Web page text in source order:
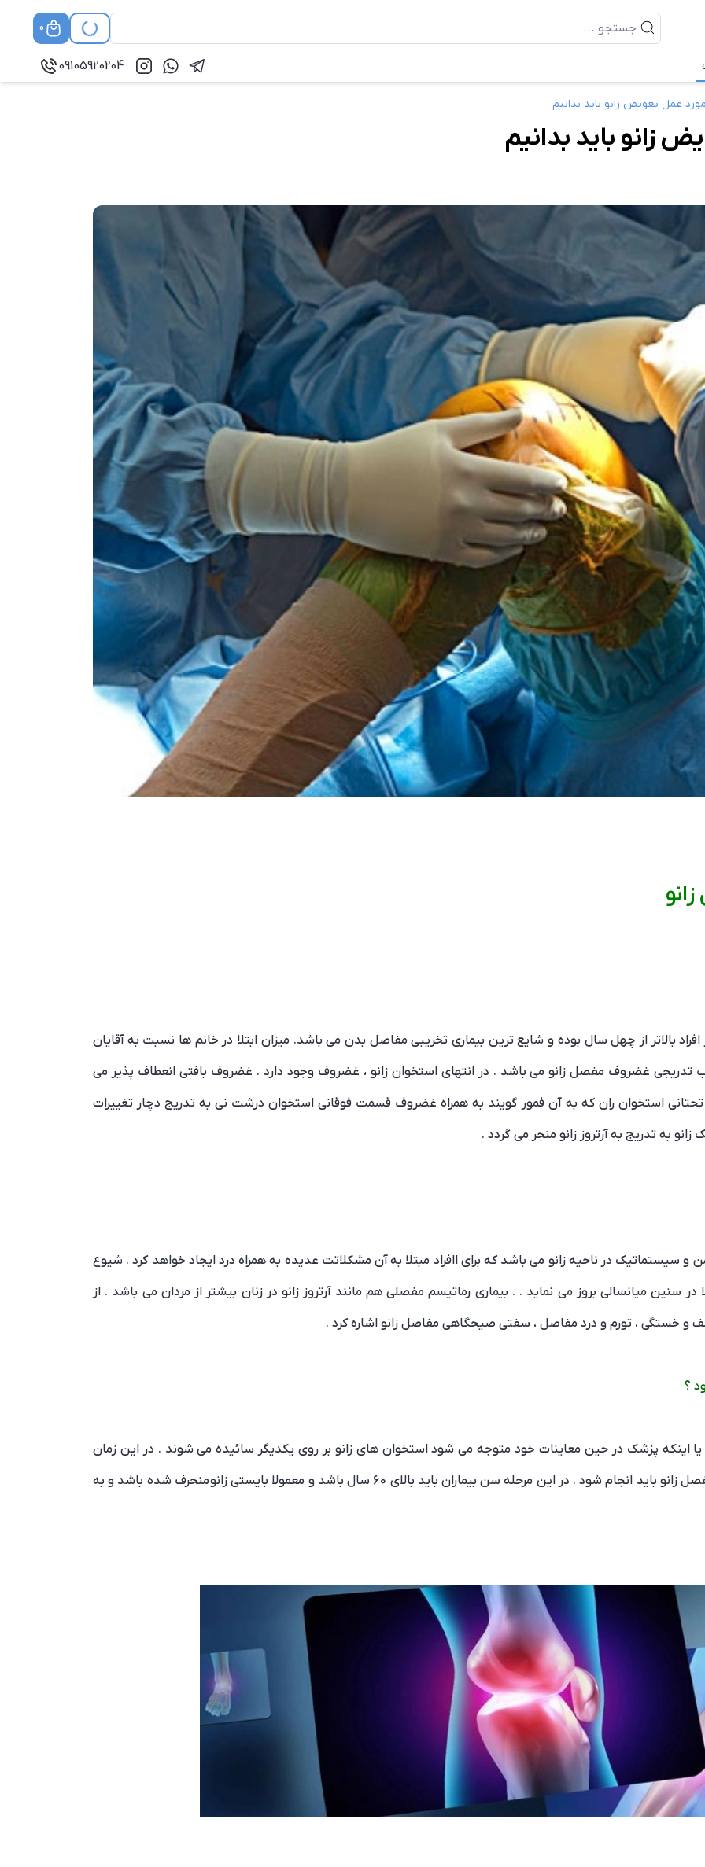
0
09105920204
عمل تعویض زانو باید بدانیم
زانو باید بدانیم
افراد بالاتر از چهل سال بوده و شایع ترین بیماری تخریبی مفاصل بدن می باشد. میزان ابتلا در خانم ها نسبت به آقایان
تدریجی غضروف مفصل زانو می باشد . در انتهای استخوان زانو ، غضروف وجود دارد . غضروف بافتی انعطاف پذیر می
تحتانی استخوان ران که به آن فمور گویند به همراه غضروف قسمت فوقانی استخوان درشت نی به تدریج دچار تغییرات
به تدریج به آرتروز زانو منجر می گردد .
و سیستماتیک در ناحیه زانو می باشد که برای اافراد مبتلا به آن مشکلاتت عدیده به همراه درد ایجاد خواهد کرد . شیوع
سنین میانسالی بروز می نماید . . بیماری رماتیسم مفصلی هم مانند آرتروز زانو در زنان بیشتر از مردان می باشد . از
و خستگی ، تورم و درد مفاصل ، سفتی صیحگاهی مفاصل زانو اشاره کرد .
؟
و یا اینکه پزشک در حین معاینات خود متوجه می شود استخوان های زانو بر روی یکدیگر سائیده می شوند . در این زمان
است که جراح تشخیص می دهد که عمل تعویض مفصل زانو باید انجام شود . در این مرحله سن بیماران باید بالای 60 سال باشد و معمولا بایستی زانو منحرف شده باشد و به